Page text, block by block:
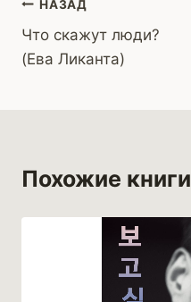
Навигация
по
записям
НАЗАД
Что скажут люди?
(Ева Ликанта)
Похожие книги